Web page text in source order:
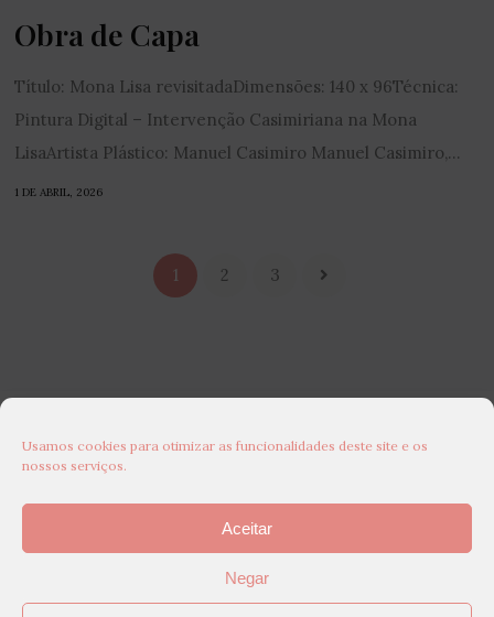
Usamos cookies para otimizar as funcionalidades deste site e os
nossos serviços.
Aceitar
Negar
Obra de Capa
Título: Mona Lisa revisitadaDimensões: 140 x 96Técnica:
Pintura Digital – Intervenção Casimiriana na Mona
LisaArtista Plástico: Manuel Casimiro Manuel Casimiro,...
1 DE ABRIL, 2026
1 2 3